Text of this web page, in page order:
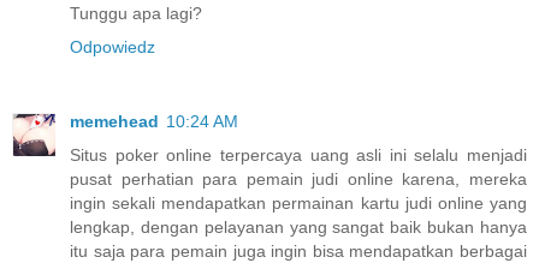
Tunggu apa lagi?
Odpowiedz
memehead 10:24 AM
Situs poker online terpercaya uang asli ini selalu menjadi
pusat perhatian para pemain judi online karena, mereka
ingin sekali mendapatkan permainan kartu judi online yang
lengkap, dengan pelayanan yang sangat baik bukan hanya
itu saja para pemain juga ingin bisa mendapatkan berbagai